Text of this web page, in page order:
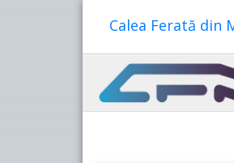
Calea Ferată din